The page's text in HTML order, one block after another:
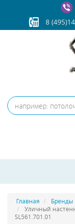
8
Главная
Бренды
Уличный
SL561.701.01